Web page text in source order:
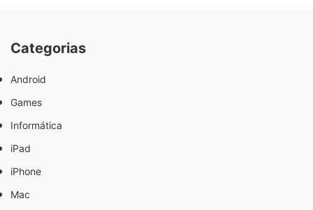
Categorias
Android
Games
Informática
iPad
iPhone
Mac